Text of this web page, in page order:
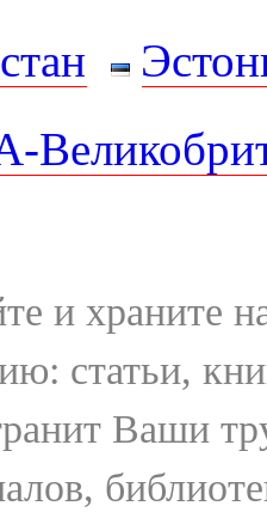
и храните
статьи,
Ваши